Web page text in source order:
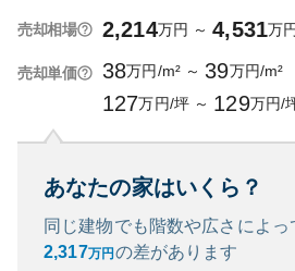
売却相場 2,214万円 ～ 4,531万
売却単価 38万円/m² ～ 39万円/m²
127万円/坪 ～ 129万円/
あなたの家はいくら？
同じ建物でも階数や広さによっ
2,317万円 の差があります